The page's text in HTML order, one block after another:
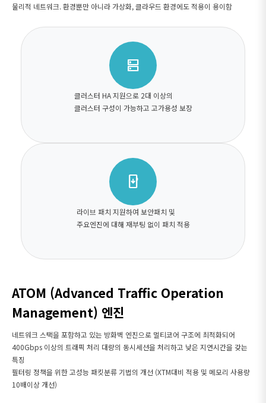
물리적 네트워크. 환경뿐만 아니라 가상화, 클라우드 환경에도 적용이 용이함
dns
클러스터 HA 지원으로 2대 이상의
클러스터 구성이 가능하고 고가용성 보장
system_update
라이브 패치 지원하여 보안패치 및
주요엔진에 대해 재부팅 없이 패치 적용
ATOM (Advanced Traffic Operation
Management) 엔진
네트워크 스택을 포함하고 있는 방화벽 엔진으로 멀티코어 구조에 최적화되어
400Gbps 이상의 트래픽 처리 대량의 동시세션을 처리하고 낮은 지연시간을 갖는
특징
필터링 정책을 위한 고성능 패킷분류 기법의 개선 (XTM대비 적용 및 메모리 사용량
10배이상 개선)